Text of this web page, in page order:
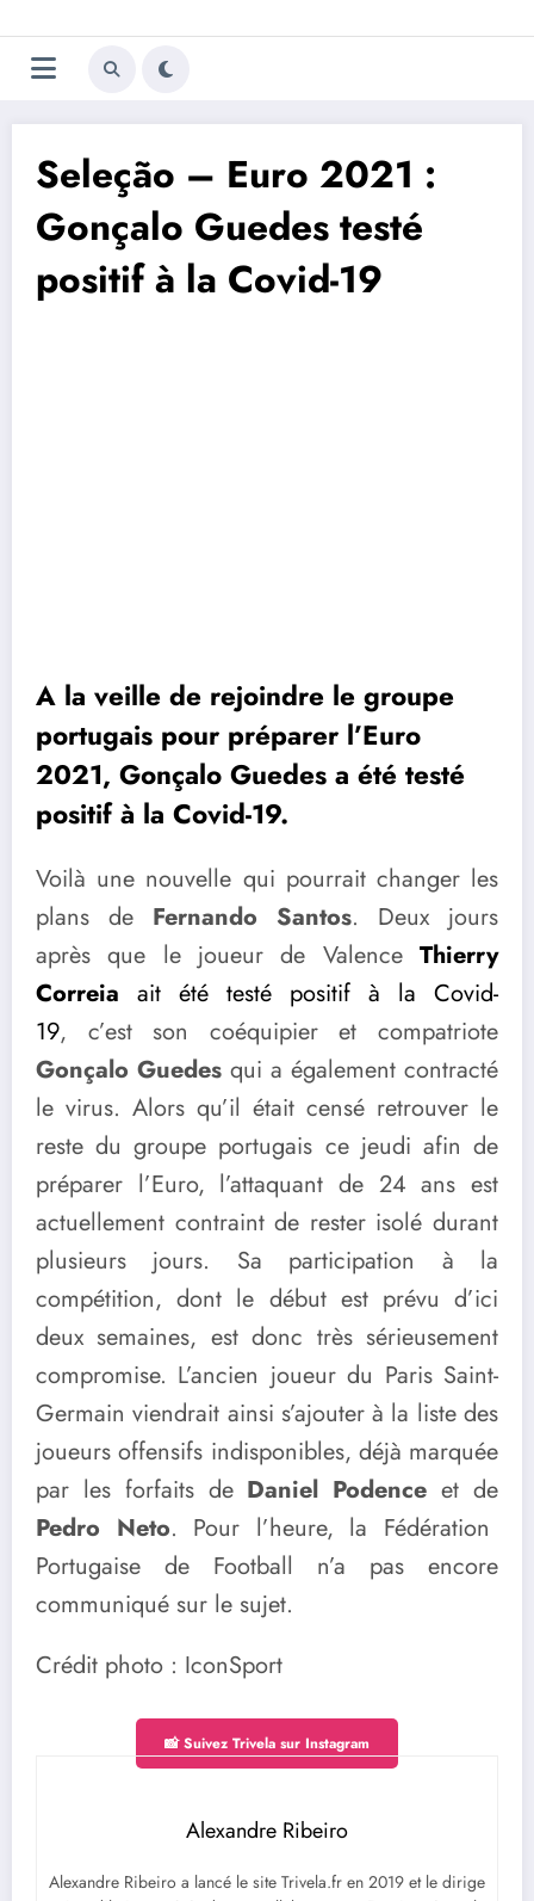
au
contenu
Trivela
L'actualité du football
Seleção – Euro 2021 :
Gonçalo Guedes testé
positif à la Covid-19
A la veille de rejoindre le groupe
portugais pour préparer l’Euro
2021, Gonçalo Guedes a été testé
positif à la Covid-19.
Voilà une nouvelle qui pourrait changer les
plans de Fernando Santos. Deux jours
après que le joueur de Valence Thierry
Correia ait été testé positif à la Covid-
19, c’est son coéquipier et compatriote
Gonçalo Guedes qui a également contracté
le virus. Alors qu’il était censé retrouver le
reste du groupe portugais ce jeudi afin de
préparer l’Euro, l’attaquant de 24 ans est
actuellement contraint de rester isolé durant
plusieurs jours. Sa participation à la
compétition, dont le début est prévu d’ici
deux semaines, est donc très sérieusement
compromise. L’ancien joueur du Paris Saint-
Germain viendrait ainsi s’ajouter à la liste des
joueurs offensifs indisponibles, déjà marquée
par les forfaits de Daniel Podence et de
Pedro Neto. Pour l’heure, la Fédération
Portugaise de Football n’a pas encore
communiqué sur le sujet.
Crédit photo : IconSport
📸 Suivez Trivela sur Instagram
Alexandre Ribeiro
Alexandre Ribeiro a lancé le site Trivela.fr en 2019 et le dirige